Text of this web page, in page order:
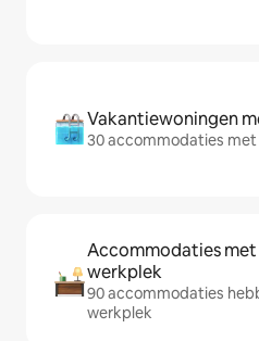
Vakantiewoningen
30 accommodaties
Accommodaties met
werkplek
90 accommodaties
werkplek